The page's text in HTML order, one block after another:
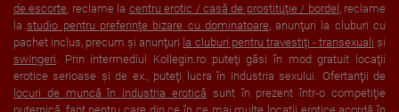
de escorte , reclame la centru erotic / casă de prostituţie / bordel , reclame
lastudio pentru preferinţe bizare cu dominatoare, anunţuri la cluburi cu
pachet inclus, precum şi anunţuri la cluburi pentru travestiţi - transexuali şi
swingeri . Prin intermediul Kollegin.ro puteţi găsi în mod gratuit locaţii
erotice serioase şi de ex., puteţi lucra în industria sexului. Ofertanţii de
locuri de muncă în industria erotică sunt în prezent într-o competiţie